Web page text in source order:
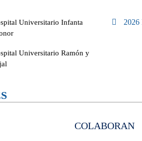
Universitario Infanta
Universitario Ramón y
2026
COLABORAN